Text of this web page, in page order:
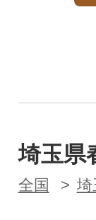
埼玉県
全国 埼